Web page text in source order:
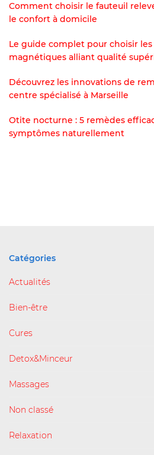
Comment choisir le fauteuil
le confort à domicile
Le guide complet pour choisir
magnétiques alliant qualité
Découvrez les innovations de
centre spécialisé à Marseille
Otite nocturne : 5 remèdes
symptômes naturellement
Catégories
Actualités
Bien-être
Cures
Detox&Minceur
Massages
Non classé
Relaxation